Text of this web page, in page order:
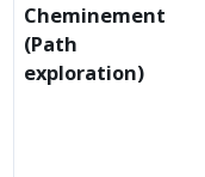
Cheminement
(Path
exploration)